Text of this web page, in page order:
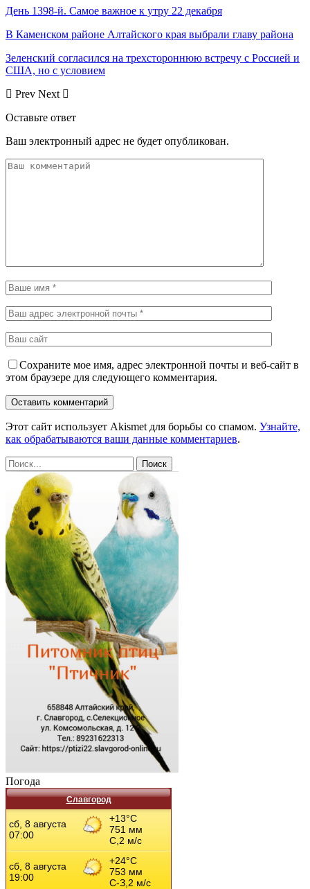
День 1398-й. Самое важное к утру 22 декабря
В Каменском районе Алтайского края выбрали главу района
Зеленский согласился на трехстороннюю встречу с Россией и
США, но с условием
Prev Next
Оставьте ответ
Ваш электронный адрес не будет опубликован.
Сохраните мое имя, адрес электронной почты и веб-сайт в
этом браузере для следующего комментария.
Этот сайт использует Akismet для борьбы со спамом. Узнайте,
как обрабатываются ваши данные комментариев.
Погода
Славгород